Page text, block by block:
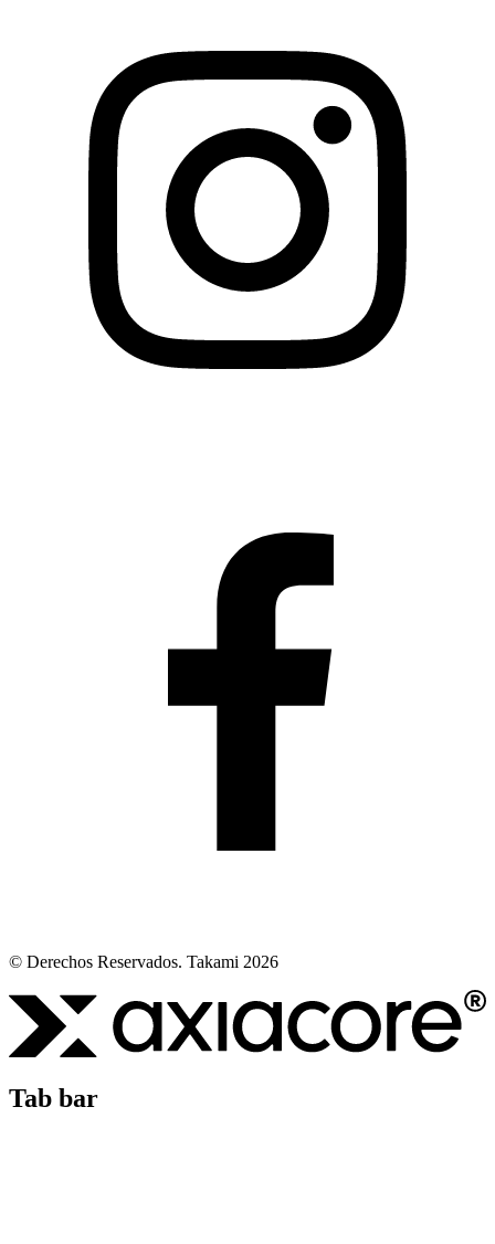
© Derechos Reservados. Takami 2026
Tab bar